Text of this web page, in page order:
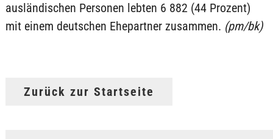
ausländischen Personen lebten 6 882 (44 Prozent)
mit einem deutschen Ehepartner zusammen. (pm/bk)
Zurück zur Startseite